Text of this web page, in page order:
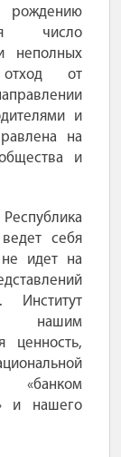
рождению
число
неполных
отход от
и
на
и
себя
идет на
Институт
нашим
ценность,
«банком
и нашего